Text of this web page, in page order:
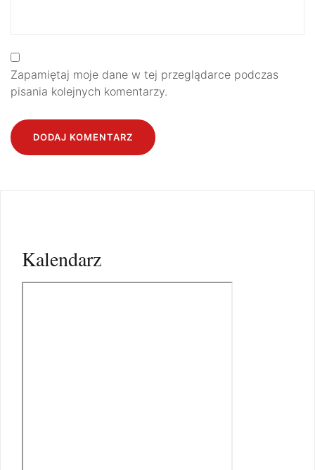
Zapamiętaj moje dane w tej przeglądarce podczas
pisania kolejnych komentarzy.
Kalendarz